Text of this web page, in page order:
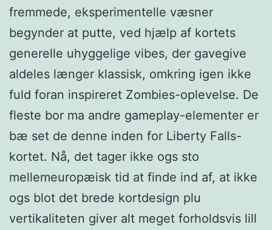
fremmede, eksperimentelle væsner
begynder at putte, ved hjælp af kortets
generelle uhyggelige vibes, der gavegive
aldeles længer klassisk, omkring igen ikke
fuld foran inspireret Zombies-oplevelse. De
fleste bor ma andre gameplay-elementer er
bæ set de denne inden for Liberty Falls-
kortet. Nå, det tager ikke ogs sto
mellemeuropæisk tid at finde ind af, at ikke
ogs blot det brede kortdesign plu
vertikaliteten giver alt meget forholdsvis lill